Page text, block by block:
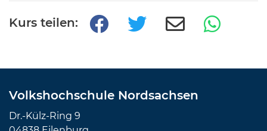
Kurs teilen:
Volkshochschule Nordsachsen
Dr.-Külz-Ring 9